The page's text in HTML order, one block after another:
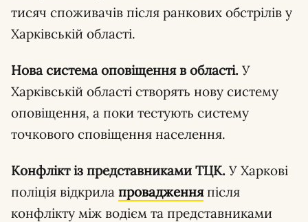
тисяч споживачів після ранкових обстрілів у
Харківській області.
Нова система оповіщення в області. У
Харківській області створять нову систему
оповіщення, а поки тестують систему
точкового сповіщення населення.
Конфлікт із представниками ТЦК. У Харкові
поліція відкрила провадженняпісля
конфлікту між водієм та представниками